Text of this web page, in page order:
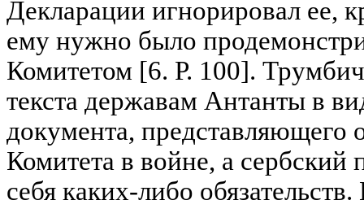
Декларации игнорировал ее,
ему нужно было
Комитетом [6. Р. 100].
текста державам Антанты в
документа,
Комитета в войне, а сербский
себя каких-либо